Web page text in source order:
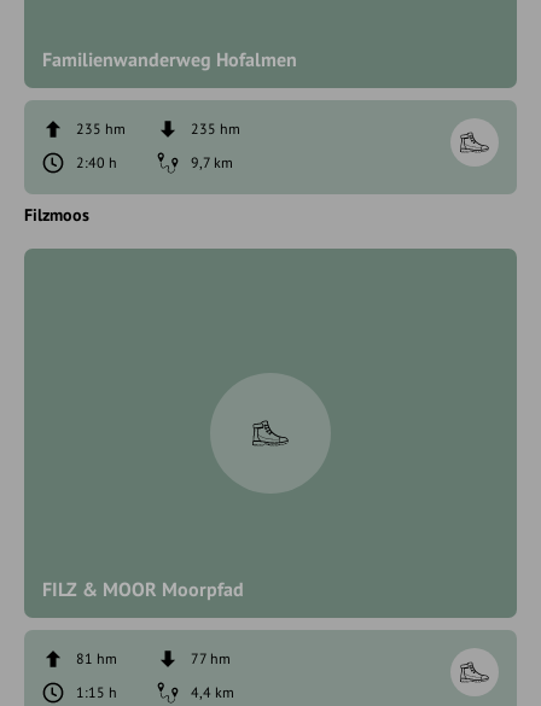
Familienwanderweg Hofalmen
235 hm
235 hm
2:40 h
9,7 km
Filzmoos
FILZ & MOOR Moorpfad
81 hm
77 hm
1:15 h
4,4 km